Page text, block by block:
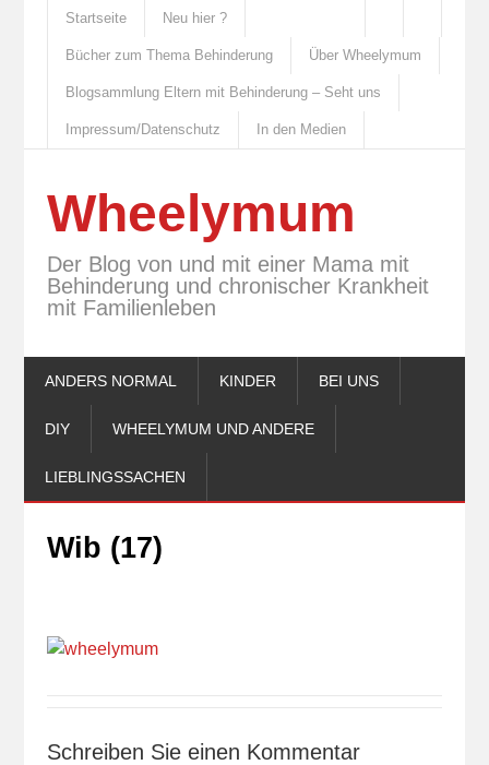
Startseite Neu hier ?
Bücher zum Thema Behinderung Über Wheelymum
Blogsammlung Eltern mit Behinderung – Seht uns
Impressum/Datenschutz In den Medien
Wheelymum
Der Blog von und mit einer Mama mit
Behinderung und chronischer Krankheit
mit Familienleben
ANDERS NORMAL KINDER BEI UNS
DIY WHEELYMUM UND ANDERE
LIEBLINGSSACHEN
Wib (17)
Schreiben Sie einen Kommentar